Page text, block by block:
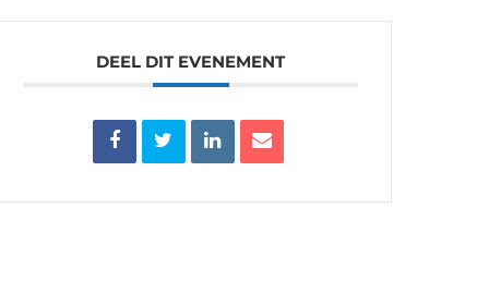
DEEL DIT EVENEMENT